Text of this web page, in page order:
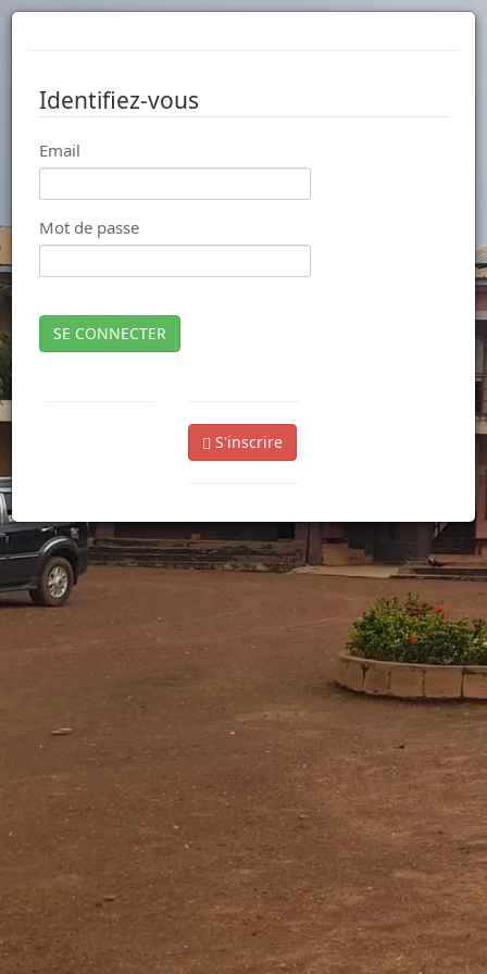
Identifiez-vous
Email
Mot de passe
SE CONNECTER
S'inscrire